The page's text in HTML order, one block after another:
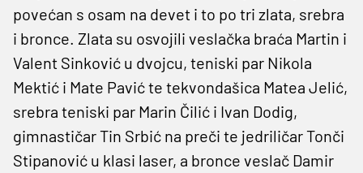
povećan s osam na devet i to po tri zlata, srebra
i bronce. Zlata su osvojili veslačka braća Martin i
Valent Sinković u dvojcu, teniski par Nikola
Mektić i Mate Pavić te tekvondašica Matea Jelić,
srebra teniski par Marin Čilić i Ivan Dodig,
gimnastičar Tin Srbić na preči te jedriličar Tonči
Stipanović u klasi laser, a bronce veslač Damir